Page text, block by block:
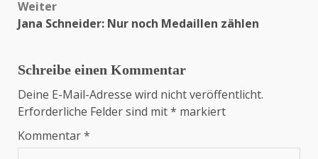
Weiter
Jana Schneider: Nur noch Medaillen zählen
Schreibe einen Kommentar
Deine E-Mail-Adresse wird nicht veröffentlicht.
Erforderliche Felder sind mit* markiert
Kommentar*